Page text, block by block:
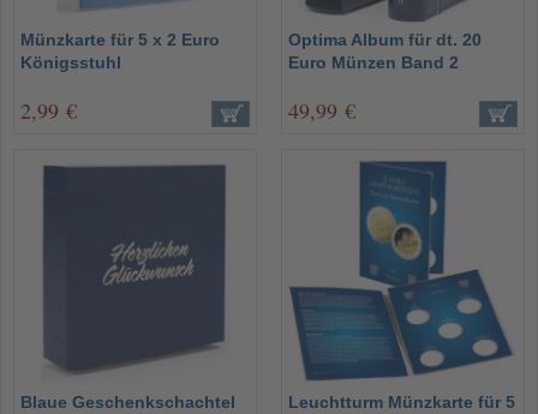
Münzkarte für 5 x 2 Euro
Königsstuhl
2,99 €
Optima Album für dt. 20
Euro Münzen Band 2
49,99 €
Blaue Geschenkschachtel
Leuchtturm Münzkarte für 5